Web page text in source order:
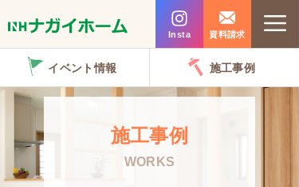
ン
Insta 資料請求
イベント情報 施工事例
施工事例
WORKS